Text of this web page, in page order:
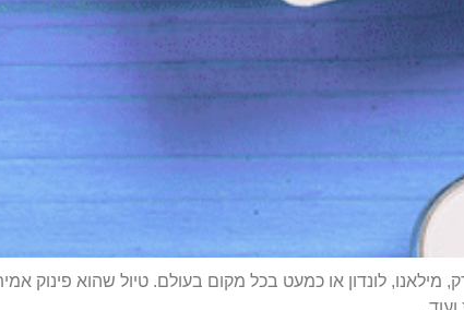
מילאנו, לונדון או כמעט בכל מקום בעולם. טיול שהוא פינוק